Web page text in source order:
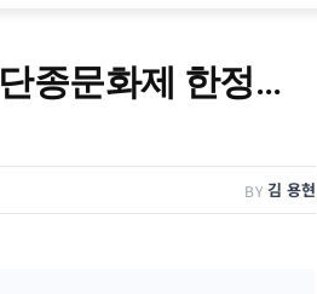
종문화제 한정…
BY 김 용현